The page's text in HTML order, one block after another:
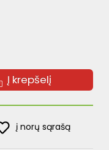
Į krepšelį
į norų sąrašą